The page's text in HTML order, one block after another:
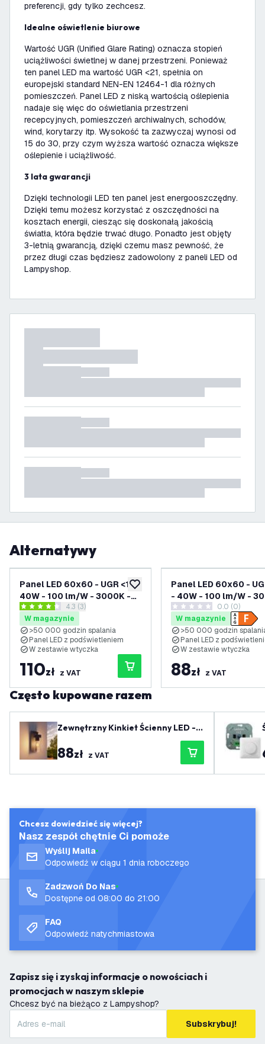
preferencji, gdy tylko zechcesz.
Idealne oświetlenie biurowe
Wartość UGR (Unified Glare Rating) oznacza stopień
uciążliwości świetlnej w danej przestrzeni. Ponieważ
ten panel LED ma wartość UGR <21, spełnia on
europejski standard NEN-EN 12464-1 dla różnych
pomieszczeń. Panel LED z niską wartością oślepienia
nadaje się więc do oświetlania przestrzeni
recepcyjnych, pomieszczeń archiwalnych, schodów,
wind, korytarzy itp. Wysokość ta zazwyczaj wynosi od
15 do 30, przy czym wyższa wartość oznacza większe
oślepienie i uciążliwość.
3 lata gwarancji
Dzięki technologii LED ten panel jest energooszczędny.
Dzięki temu możesz korzystać z oszczędności na
kosztach energii, ciesząc się doskonałą jakością
światła, która będzie trwać długo. Ponadto jest objęty
3-letnią gwarancją, dzięki czemu masz pewność, że
przez długi czas będziesz zadowolony z paneli LED od
Lampyshop.
Alternatywy
dodaj do listy życzeń
Panel LED 60x60 - UGR <19 -
40W - 100 lm/W - 3000K -
4000 Lumenówotwórz panel recenzji
4.3 Gwiazdki oceny
4.3 (3)
W magazynie
>50 000 godzin spalania
Panel LED z podświetleniem
W zestawie wtyczka
110zł z VAT
Panel LED 60x60 -
- 40W - 100 lm/W -
4000 Lumenów
0 Gwiazdki oceny
0.0 (0)
W magazynie
>50 000 godzin
Panel LED z
W zestawie wtyczka
88zł z VAT
Często kupowane razem
Zewnętrzny Kinkiet Ścienny LED - I
P44 – Oprawka E27 – Antracyt
88zł z VAT
Chcesz dowiedzieć się więcej?
Nasz zespół chętnie Ci pomoże
Wyślij Maila
Odpowiedź w ciągu 1 dnia roboczego
Zadzwoń Do Nas
Dostępne od 08:00 do 21:00
FAQ
Odpowiedź natychmiastowa
Zapisz się i zyskaj informacje o nowościach i
promocjach w naszym sklepie
Chcesz być na bieżąco z Lampyshop?
Subskrybuj!